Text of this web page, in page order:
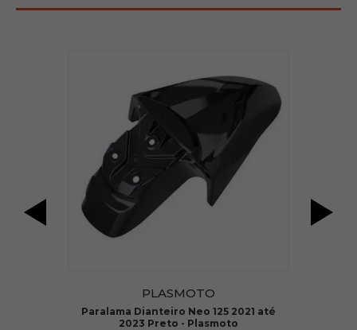
PLASMOTO
Paralama Dianteiro Neo 125 2021 até
2023 Preto - Plasmoto